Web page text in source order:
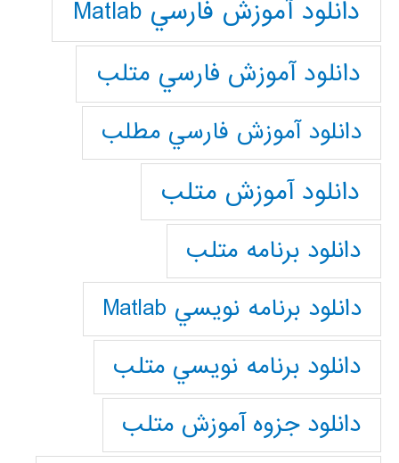
دانلود آموزش فارسي Matlab
دانلود آموزش فارسي متلب
دانلود آموزش فارسي مطلب
دانلود آموزش متلب
دانلود برنامه متلب
دانلود برنامه نويسي Matlab
دانلود برنامه نويسي متلب
دانلود جزوه آموزش متلب